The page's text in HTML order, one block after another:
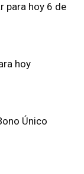
para hoy 6 de
hoy
Único